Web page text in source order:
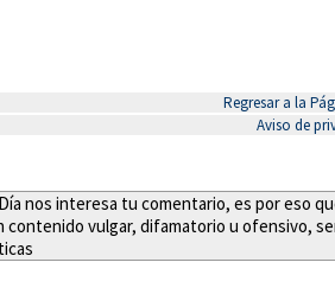
Regresar a la
Aviso de
nos interesa tu comentario, es por eso
contenido vulgar, difamatorio u ofensivo,